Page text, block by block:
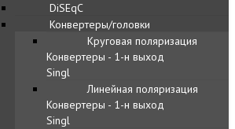
DiSEqC
Конвертеры/головки
Круговая поляризация
Конвертеры - 1-н выход
Singl
Линейная поляризация
Конвертеры - 1-н выход
Singl